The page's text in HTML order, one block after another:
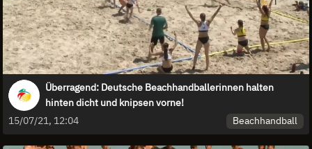
Überragend: Deutsche Beachhandballerinnen halten
hinten dicht und knipsen vorne!
15/07/21, 12:04
Beachhandball